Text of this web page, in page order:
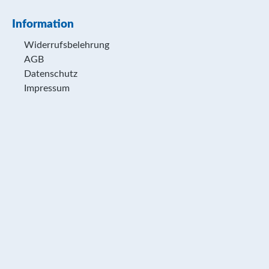
Information
Widerrufsbelehrung
AGB
Datenschutz
Impressum